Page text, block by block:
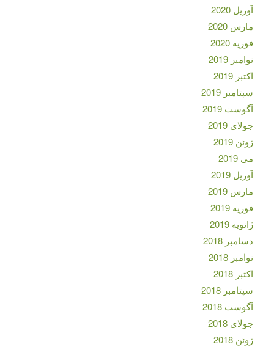
آوریل 2020
مارس 2020
فوریه 2020
نوامبر 2019
اکتبر 2019
سپتامبر 2019
آگوست 2019
جولای 2019
ژوئن 2019
می 2019
آوریل 2019
مارس 2019
فوریه 2019
ژانویه 2019
دسامبر 2018
نوامبر 2018
اکتبر 2018
سپتامبر 2018
آگوست 2018
جولای 2018
ژوئن 2018